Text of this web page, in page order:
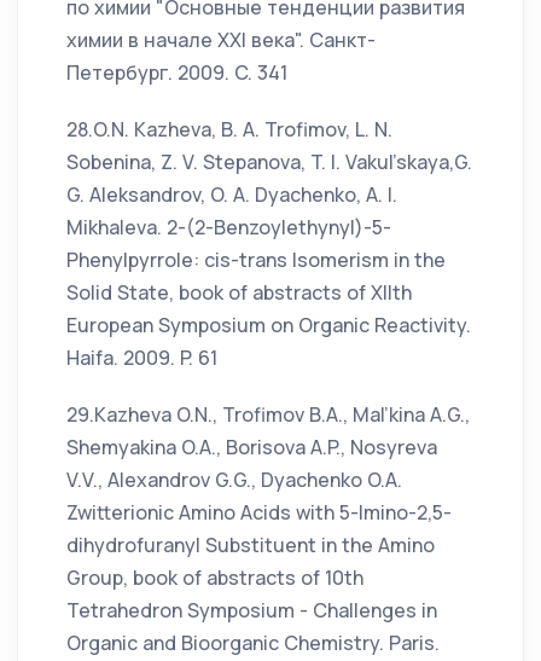
по химии "Основные тенденции развития
химии в начале XXI века". Санкт-
Петербург. 2009. C. 341
28.O.N. Kazheva, B. A. Trofimov, L. N.
Sobenina, Z. V. Stepanova, T. I. Vakul’skaya,G.
G. Aleksandrov, O. A. Dyachenko, A. I.
Mikhaleva. 2-(2-Benzoylethynyl)-5-
Phenylpyrrole: cis-trans Isomerism in the
Solid State, book of abstracts of XIIth
European Symposium on Organic Reactivity.
Haifa. 2009. P. 61
29.Kazheva O.N., Trofimov B.A., Mal’kina A.G.,
Shemyakina O.A., Borisova A.P., Nosyreva
V.V., Alexandrov G.G., Dyachenko O.A.
Zwitterionic Amino Acids with 5-Imino-2,5-
dihydrofuranyl Substituent in the Amino
Group, book of abstracts of 10th
Tetrahedron Symposium - Challenges in
Organic and Bioorganic Chemistry. Paris.